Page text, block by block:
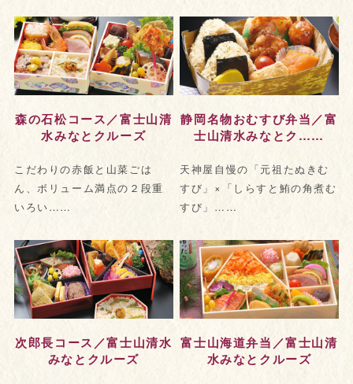
森の石松コース／富士山清
水みなとクルーズ
こだわりの赤飯と山菜ごは
ん、ボリューム満点の２段重
いろい……
静岡名物おむすび弁当／富
士山清水みなとク……
天神屋自慢の「元祖たぬきむ
すび」×「しらすと鮪の角煮む
すび」……
次郎長コース／富士山清水
みなとクルーズ
富士山海道弁当／富士山清
水みなとクルーズ